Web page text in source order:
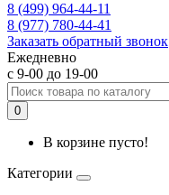
8 (499) 964-44-11
8 (977) 780-44-41
Заказать обратный звонок
Ежедневно
с 9-00 до 19-00
0
В корзине пусто!
Категории